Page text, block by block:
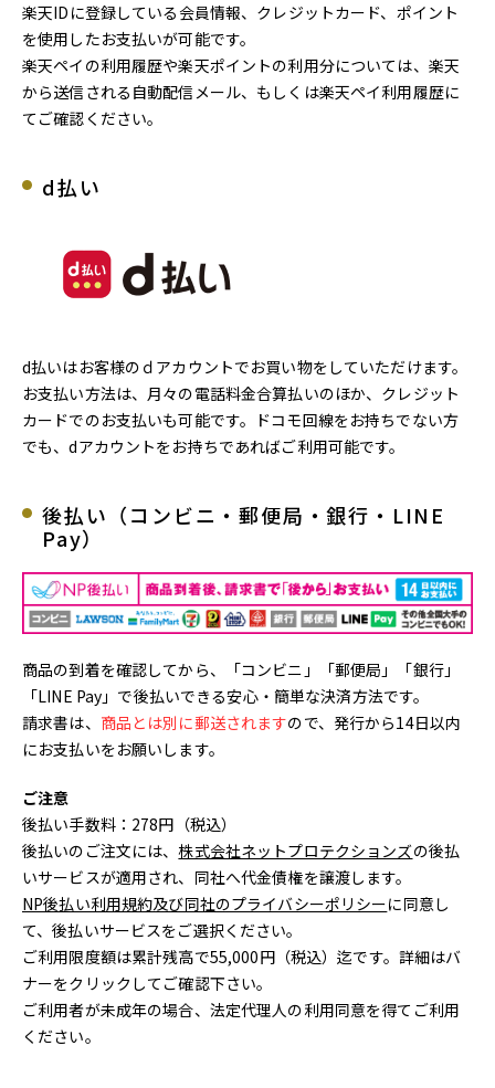
楽天IDに登録している会員情報、クレジットカード、ポイント
を使用したお支払いが可能です。
楽天ペイの利用履歴や楽天ポイントの利用分については、楽天
から送信される自動配信メール、もしくは楽天ペイ利用履歴に
てご確認ください。
d払い
d払いはお客様のｄアカウントでお買い物をしていただけます。
お支払い方法は、月々の電話料金合算払いのほか、クレジット
カードでのお支払いも可能です。ドコモ回線をお持ちでない方
でも、dアカウントをお持ちであればご利用可能です。
後払い（コンビニ・郵便局・銀行・LINE
Pay）
商品の到着を確認してから、「コンビニ」「郵便局」「銀行」
「LINE Pay」で後払いできる安心・簡単な決済方法です。
請求書は、 商品とは別に郵送されますので、発行から14日以内
にお支払いをお願いします。
ご注意
後払い手数料：278円（税込）
後払いのご注文には、株式会社ネットプロテクションズの後払
いサービスが適用され、同社へ代金債権を譲渡します。
NP後払い利用規約及び同社のプライバシーポリシーに同意し
て、後払いサービスをご選択ください。
ご利用限度額は累計残高で55,000円（税込）迄です。詳細はバ
ナーをクリックしてご確認下さい。
ご利用者が未成年の場合、法定代理人の利用同意を得てご利用
ください。